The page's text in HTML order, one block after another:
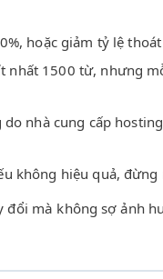
hoặc giảm tỷ lệ
nhất 1500 từ, nhưng
nhà cung cấp
không hiệu quả,
mà không sợ ảnh